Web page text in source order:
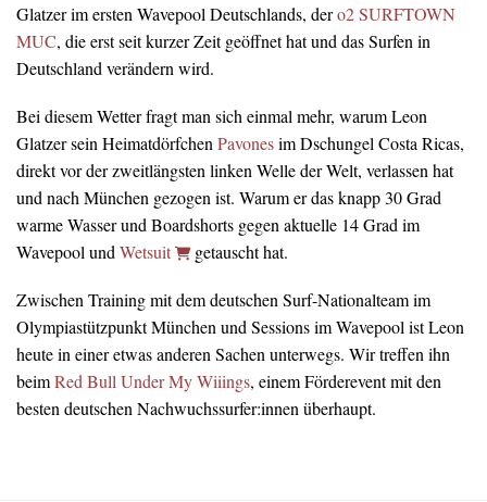
Glatzer im ersten Wavepool Deutschlands, dero2 SURFTOWN
MUC, die erst seit kurzer Zeit geöffnet hat und das Surfen in
Deutschland verändern wird.
Bei diesem Wetter fragt man sich einmal mehr, warum Leon
Glatzer sein Heimatdörfchen Pavonesim Dschungel Costa Ricas,
direkt vor der zweitlängsten linken Welle der Welt, verlassen hat
und nach München gezogen ist. Warum er das knapp 30 Grad
warme Wasser und Boardshorts gegen aktuelle 14 Grad im
Wavepool und Wetsuit getauscht hat.
Zwischen Training mit dem deutschen Surf-Nationalteam im
Olympiastützpunkt München und Sessions im Wavepool ist Leon
heute in einer etwas anderen Sachen unterwegs. Wir treffen ihn
beimRed Bull Under My Wiiings, einem Förderevent mit den
besten deutschen Nachwuchssurfer:innen überhaupt.